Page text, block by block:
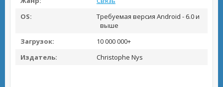
OS:
Требуемая версия Android - 6.0 и
выше
Загрузок:
10 000 000+
Издатель:
Christophe Nys